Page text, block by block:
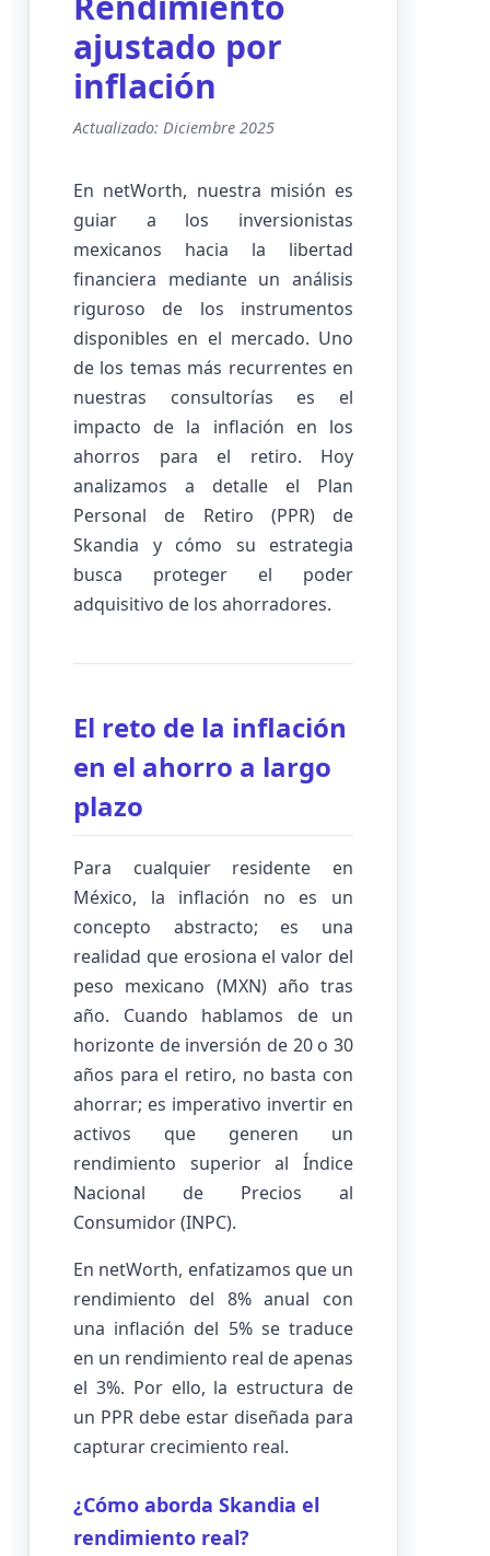
ajustado por
inflación
Actualizado: Diciembre 2025
En netWorth, nuestra misión es
guiar a los inversionistas
mexicanos hacia la libertad
financiera mediante un análisis
riguroso de los instrumentos
disponibles en el mercado. Uno
de los temas más recurrentes en
nuestras consultorías es el
impacto de la inflación en los
ahorros para el retiro. Hoy
analizamos a detalle el Plan
Personal de Retiro (PPR) de
Skandia y cómo su estrategia
busca proteger el poder
adquisitivo de los ahorradores.
El reto de la inflación
en el ahorro a largo
plazo
Para cualquier residente en
México, la inflación no es un
concepto abstracto; es una
realidad que erosiona el valor del
peso mexicano (MXN) año tras
año. Cuando hablamos de un
horizonte de inversión de 20 o 30
años para el retiro, no basta con
ahorrar; es imperativo invertir en
activos que generen un
rendimiento superior al Índice
Nacional de Precios al
Consumidor (INPC).
En netWorth, enfatizamos que un
rendimiento del 8% anual con
una inflación del 5% se traduce
en un rendimiento real de apenas
el 3%. Por ello, la estructura de
un PPR debe estar diseñada para
capturar crecimiento real.
¿Cómo aborda Skandia el
rendimiento real?